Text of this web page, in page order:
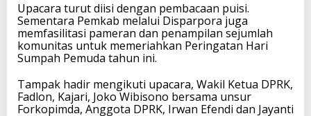
Upacara turut diisi dengan pembacaan puisi.
Sementara Pemkab melalui Disparpora juga
memfasilitasi pameran dan penampilan sejumlah
komunitas untuk memeriahkan Peringatan Hari
Sumpah Pemuda tahun ini.
Tampak hadir mengikuti upacara, Wakil Ketua DPRK,
Fadlon, Kajari, Joko Wibisono bersama unsur
Forkopimda, Anggota DPRK, Irwan Efendi dan Jayanti